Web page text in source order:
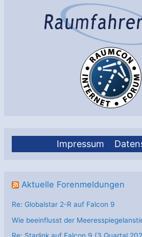
Impressum
Aktuelle Forenmeldungen
Re: Globalstar 2-R auf Falcon 9
Wie beeinflusst der